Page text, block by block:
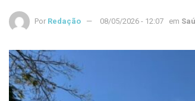
Por Redação 08/05/2026 - 12:07 em